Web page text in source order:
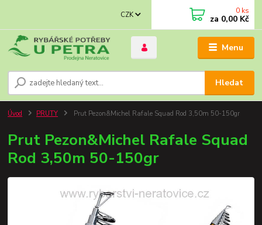
Menu
CZK
Hledat
0 ks
za 0,00 Kč
Úvod PRUTY Prut Pezon&Michel Rafale Squad Rod 3,50m 50-150gr
Prut Pezon&Michel Rafale Squad
Rod 3,50m 50-150gr